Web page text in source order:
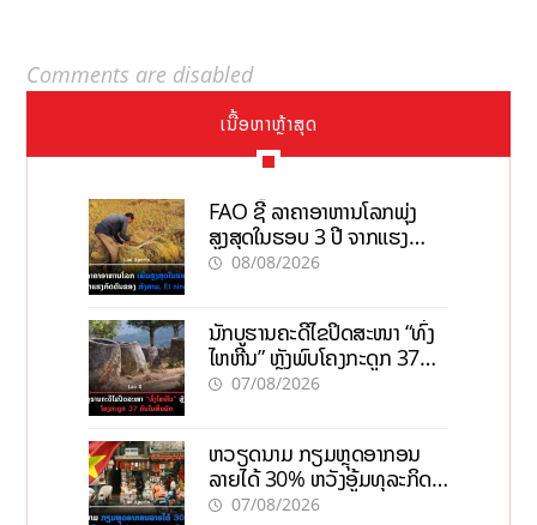
Comments are disabled
ເນື້ອຫາຫຼ້າສຸດ
FAO ຊີ້ ລາຄາອາຫານໂລກພຸ່ງ
ສູງສຸດໃນຮອບ 3 ປີ ຈາກແຮງ
ກົດດັນຂອງສົງຄາມ, El nino
08/08/2026
ນັກບູຮານຄະດີໄຂປິດສະໜາ “ທົ່ງ
ໄຫຫີນ” ຫຼັງພົບໂຄງກະດູກ 37
ຄົນໃນຫີນຍັກ
07/08/2026
ຫວຽດນາມ ກຽມຫຼຸດອາກອນ
ລາຍໄດ້ 30% ຫວັງອູ້ມທຸລະກິດ
ຂະໜາດນ້ອຍ ແລະ ຈຸນລະ
07/08/2026